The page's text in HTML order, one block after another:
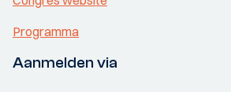
Programma
Aanmelden via